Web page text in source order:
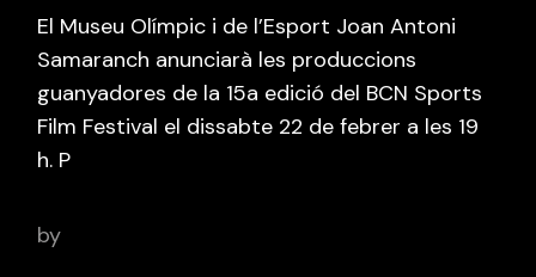
El Museu Olímpic i de l’Esport Joan Antoni
Samaranch anunciarà les produccions
guanyadores de la 15a edició del BCN Sports
Film Festival el dissabte 22 de febrer a les 19
h. P
by